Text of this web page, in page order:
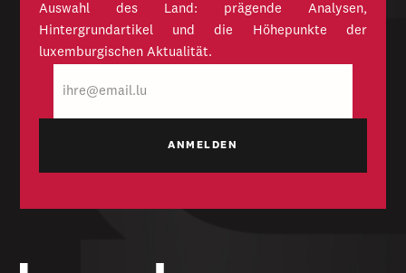
Auswahl des Land: prägende Analysen,
Hintergrundartikel und die Höhepunkte der
luxemburgischen Aktualität.
Mail